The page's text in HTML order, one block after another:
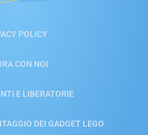
POLICY
CON NOI
E LIBERATORIE
DEI GADGET LEGO